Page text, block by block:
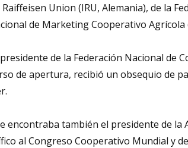
Union (IRU, Alemania), de la
de Marketing Cooperativo
de la Federación Nacional de
de apertura, recibió un obsequio de
encontraba también el presidente de la
al Congreso Cooperativo Mundial y